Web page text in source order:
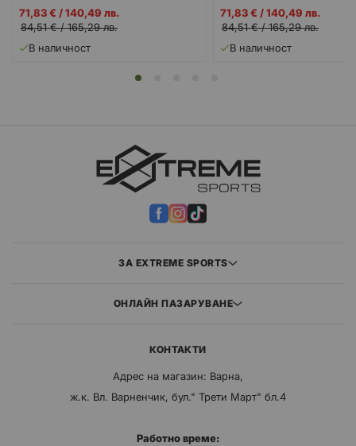
Промо
цена
71,83 € /140,49 лв.
84,51 €/165,29 лв.
В наличност
Промо
цена
71,83 € /140,49 лв.
84,51 €/165,29 лв.
В наличност
ЗА EXTREME SPORTS
ОНЛАЙН ПАЗАРУВАНЕ
КОНТАКТИ
Адрес на магазин: Варна,
ж.к. Вл. Варненчик, бул." Трети Март" бл.4
Работно време: